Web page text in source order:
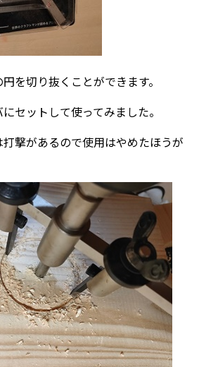
を切り抜くことができます。
セットして使ってみました。
撃があるので使用はやめたほうが